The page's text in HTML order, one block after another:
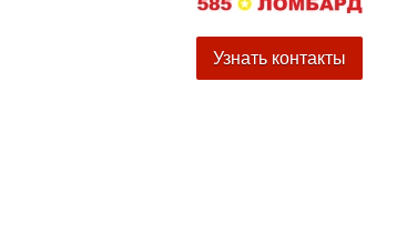
Узнать контакты